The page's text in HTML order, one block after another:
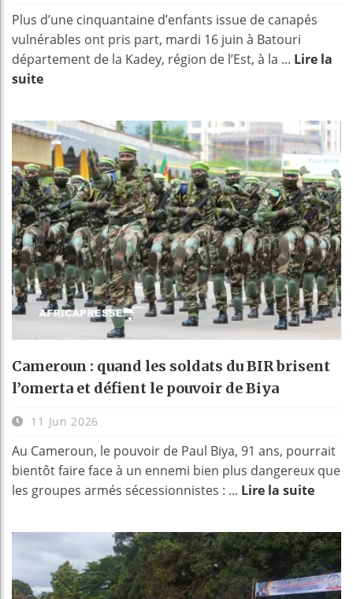
Plus d’une cinquantaine d’enfants issue de canapés
vulnérables ont pris part, mardi 16 juin à Batouri
département de la Kadey, région de l’Est, à la ... Lire la
suite
Cameroun : quand les soldats du BIR brisent
l’omerta et défient le pouvoir de Biya
11 Jun 2026
Au Cameroun, le pouvoir de Paul Biya, 91 ans, pourrait
bientôt faire face à un ennemi bien plus dangereux que
les groupes armés sécessionnistes : ... Lire la suite